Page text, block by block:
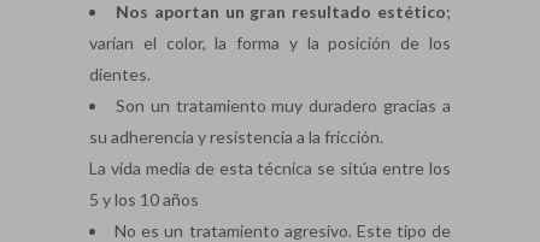
Nos aportan un gran resultado estético;
varían el color, la forma y la posición de los
dientes.
Son un tratamiento muy duradero gracias a
su adherencia y resistencia a la fricción.
La vida media de esta técnica se sitúa entre los
5 y los 10 años
No es un tratamiento agresivo. Este tipo de